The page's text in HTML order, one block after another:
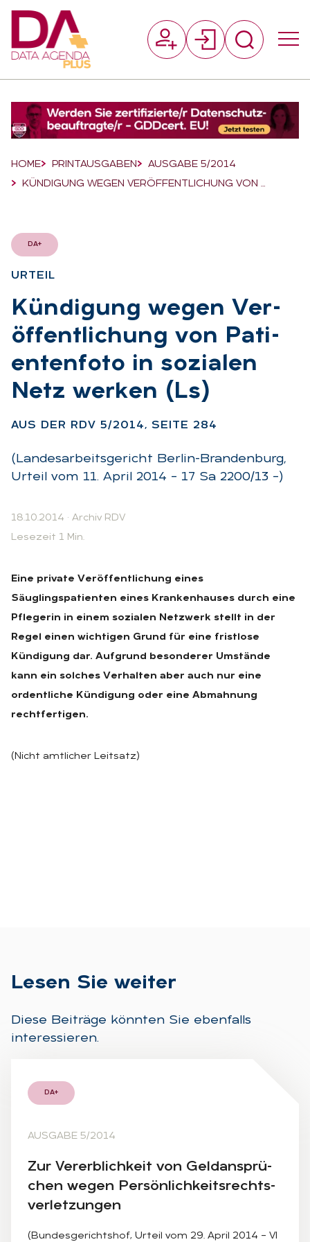
Breadcrumb-Navigation
HOME PRINTAUSGABEN
AUSGABE 5/2014
KÜNDIGUNG WEGEN VERÖFFENTLICHUNG VON …
DA+
UR­TEIL
:Kün­di­gung we­gen Ver­
öf­fent­li­chung von Pa­ti­
en­ten­fo­to in so­zia­len
Netz wer­ken (Ls)
AUS DER RDV 5/2014, SEI­TE 284
(Landesarbeitsgericht Berlin-Brandenburg,
Urteil vom 11. April 2014 – 17 Sa 2200/13 –)
18.10.2014 · Archiv RDV
Lesezeit 1 Min.
Eine private Veröffentlichung eines
Säuglingspatienten eines Krankenhauses durch eine
Pflegerin in einem sozialen Netzwerk stellt in der
Regel einen wichtigen Grund für eine fristlose
Kündigung dar. Aufgrund besonderer Umstände
kann ein solches Verhalten aber auch nur eine
ordentliche Kündigung oder eine Abmahnung
rechtfertigen.
(Nicht amtlicher Leitsatz)
Le­sen Sie wei­ter
Diese Beiträge könnten Sie ebenfalls
interessieren.
DA+
AUSGABE 5/2014
Zur Ver­erb­lich­keit von Geld­an­sprü­
chen we­gen Per­sön­lich­keits­rechts­
ver­let­zun­gen
(Bundesgerichtshof, Urteil vom 29. April 2014 – VI